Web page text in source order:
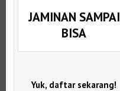
JAMINAN SAMPAI
BISA
Yuk, daftar sekarang!